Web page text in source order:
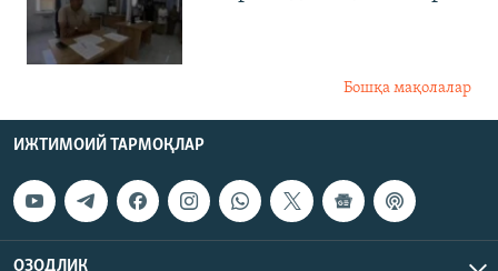
Бошқа мақолалар
ИЖТИМОИЙ ТАРМОҚЛАР
ОЗОДЛИК